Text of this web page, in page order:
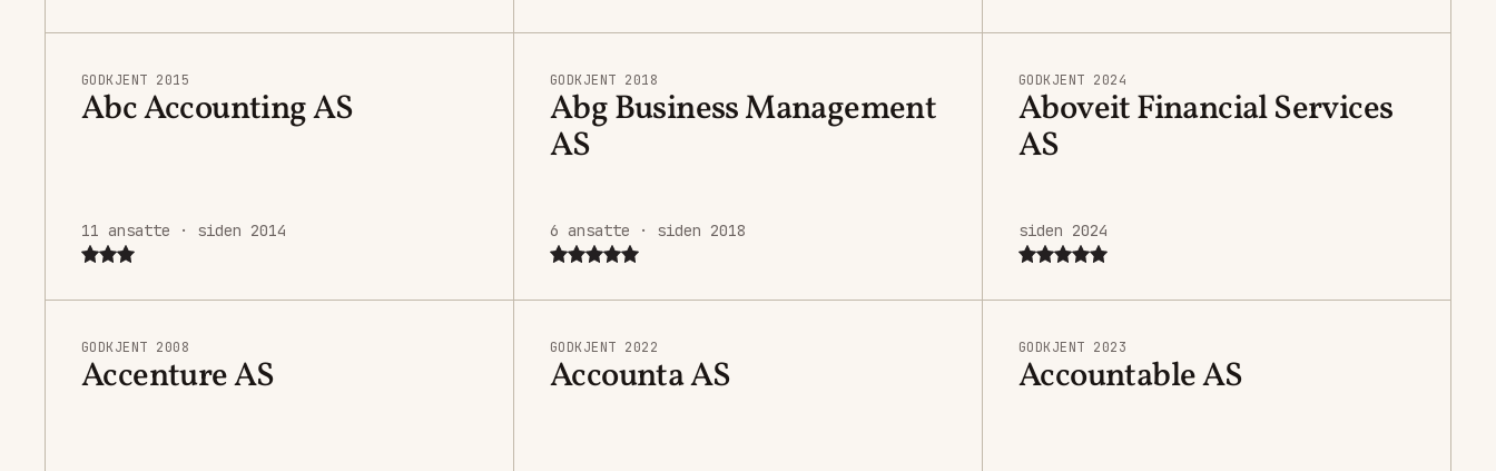
GODKJENT 2015
Abc Accounting AS
11 ansatte · siden 2014
GODKJENT 2018
Abg Business Management
AS
6 ansatte · siden 2018
GODKJENT 2024
Aboveit Financial Services
AS
siden 2024
GODKJENT 2008
Accenture AS
GODKJENT 2022
Accounta AS
GODKJENT 2023
Accountable AS